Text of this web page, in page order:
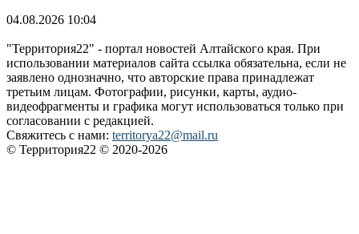
04.08.2026 10:04
"Территория22" - портал новостей Алтайского края. При
использовании материалов сайта ссылка обязательна, если не
заявлено однозначно, что авторские права принадлежат
третьим лицам. Фотографии, рисунки, карты, аудио-
видеофрагменты и графика могут использоваться только при
согласовании с редакцией.
Свяжитесь с нами: territorya22@mail.ru
© Территория22 © 2020-2026